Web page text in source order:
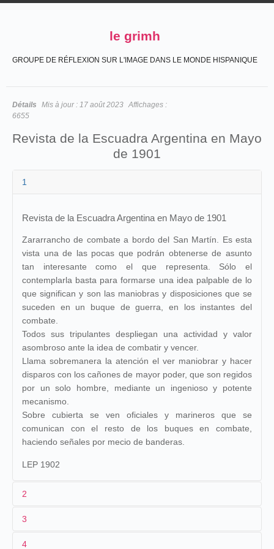
le grimh
GROUPE DE RÉFLEXION SUR L'IMAGE DANS LE MONDE HISPANIQUE
Détails Mis à jour : 17 août 2023 Affichages :
6655
Revista de la Escuadra Argentina en Mayo
de 1901
1
Revista de la Escuadra Argentina en Mayo de 1901
Zararrancho de combate a bordo del San Martín. Es esta
vista una de las pocas que podrán obtenerse de asunto
tan interesante como el que representa. Sólo el
contemplarla basta para formarse una idea palpable de lo
que significan y son las maniobras y disposiciones que se
suceden en un buque de guerra, en los instantes del
combate.
Todos sus tripulantes despliegan una actividad y valor
asombroso ante la idea de combatir y vencer.
Llama sobremanera la atención el ver maniobrar y hacer
disparos con los cañones de mayor poder, que son regidos
por un solo hombre, mediante un ingenioso y potente
mecanismo.
Sobre cubierta se ven oficiales y marineros que se
comunican con el resto de los buques en combate,
haciendo señales por mecio de banderas.
LEP 1902
2
1
2
3
4